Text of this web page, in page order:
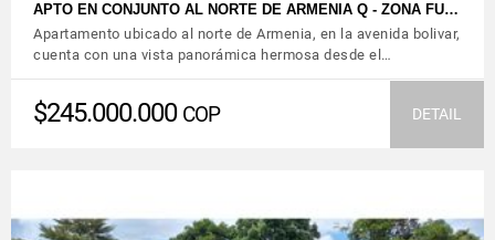
APTO EN CONJUNTO AL NORTE DE ARMENIA Q - ZONA FU…
Apartamento ubicado al norte de Armenia, en la avenida bolivar,
cuenta con una vista panorámica hermosa desde el…
$245.000.000 COP DETAIL